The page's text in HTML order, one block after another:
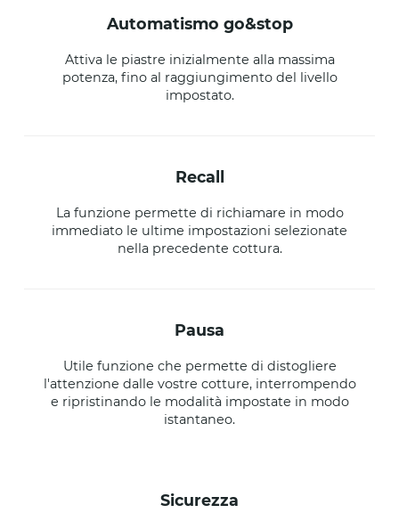
automatismo go&stop
Attiva le piastre inizialmente alla massima
potenza, fino al raggiungimento del livello
impostato.
recall
La funzione permette di richiamare in modo
immediato le ultime impostazioni selezionate
nella precedente cottura.
pausa
Utile funzione che permette di distogliere
l'attenzione dalle vostre cotture, interrompendo
e ripristinando le modalità impostate in modo
istantaneo.
sicurezza